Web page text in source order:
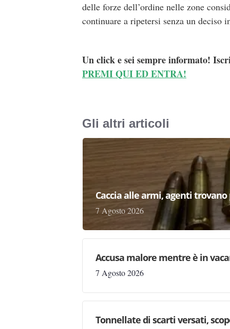
delle forze dell’ordine nelle zone
continuare a ripetersi senza un deciso
Un click e sei sempre informato!
PREMI QUI ED ENTRA!
Gli altri articoli
Caccia alle armi, agenti
7 Agosto 2026
Accusa malore mentre è in
7 Agosto 2026
Tonnellate di scarti versati,